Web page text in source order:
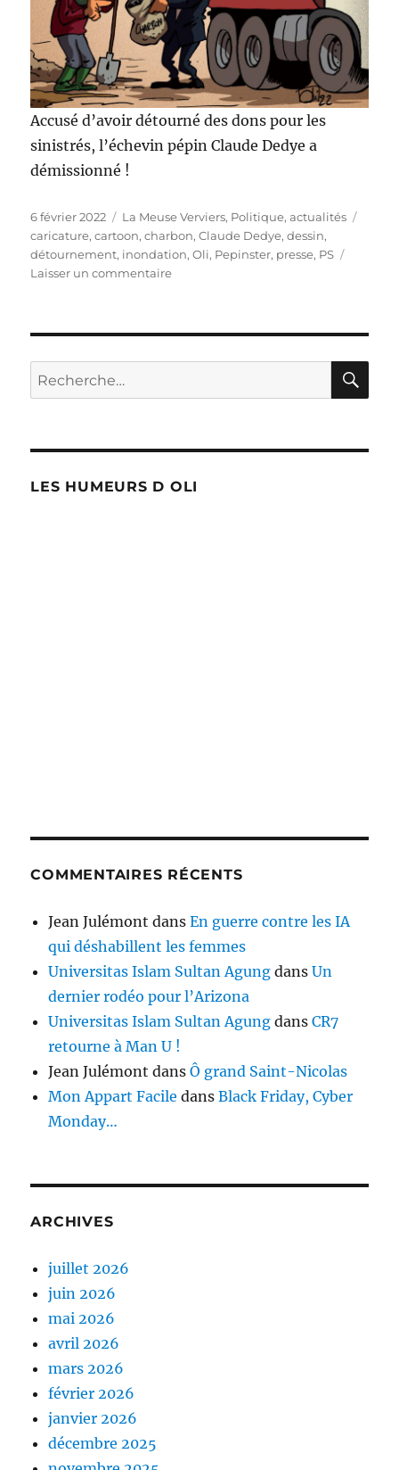
Accusé d’avoir détourné des dons pour les
sinistrés, l’échevin pépin Claude Dedye a
démissionné !
Publié
le
6 février 2022 Catégories
La Meuse Verviers, Politique, actualités
caricature,cartoon,charbon,Claude Dedye,dessin,
détournement, inondation,Oli, Pepinster, presse, PS
Laisser un commentairesur
Recherche
pour :
LES HUMEURS D OLI
COMMENTAIRES RÉCENTS
Jean Julémont dansEn guerre contre les IA
qui déshabillent les femmes
Universitas Islam Sultan Agung dansUn
dernier rodéo pour l’Arizona
Universitas Islam Sultan Agung dansCR7
retourne à Man U !
Jean Julémont dansÔ grand Saint-Nicolas
Mon Appart Facile dansBlack Friday, Cyber
Monday…
ARCHIVES
juillet 2026
juin 2026
mai 2026
avril 2026
mars 2026
février 2026
janvier 2026
décembre 2025